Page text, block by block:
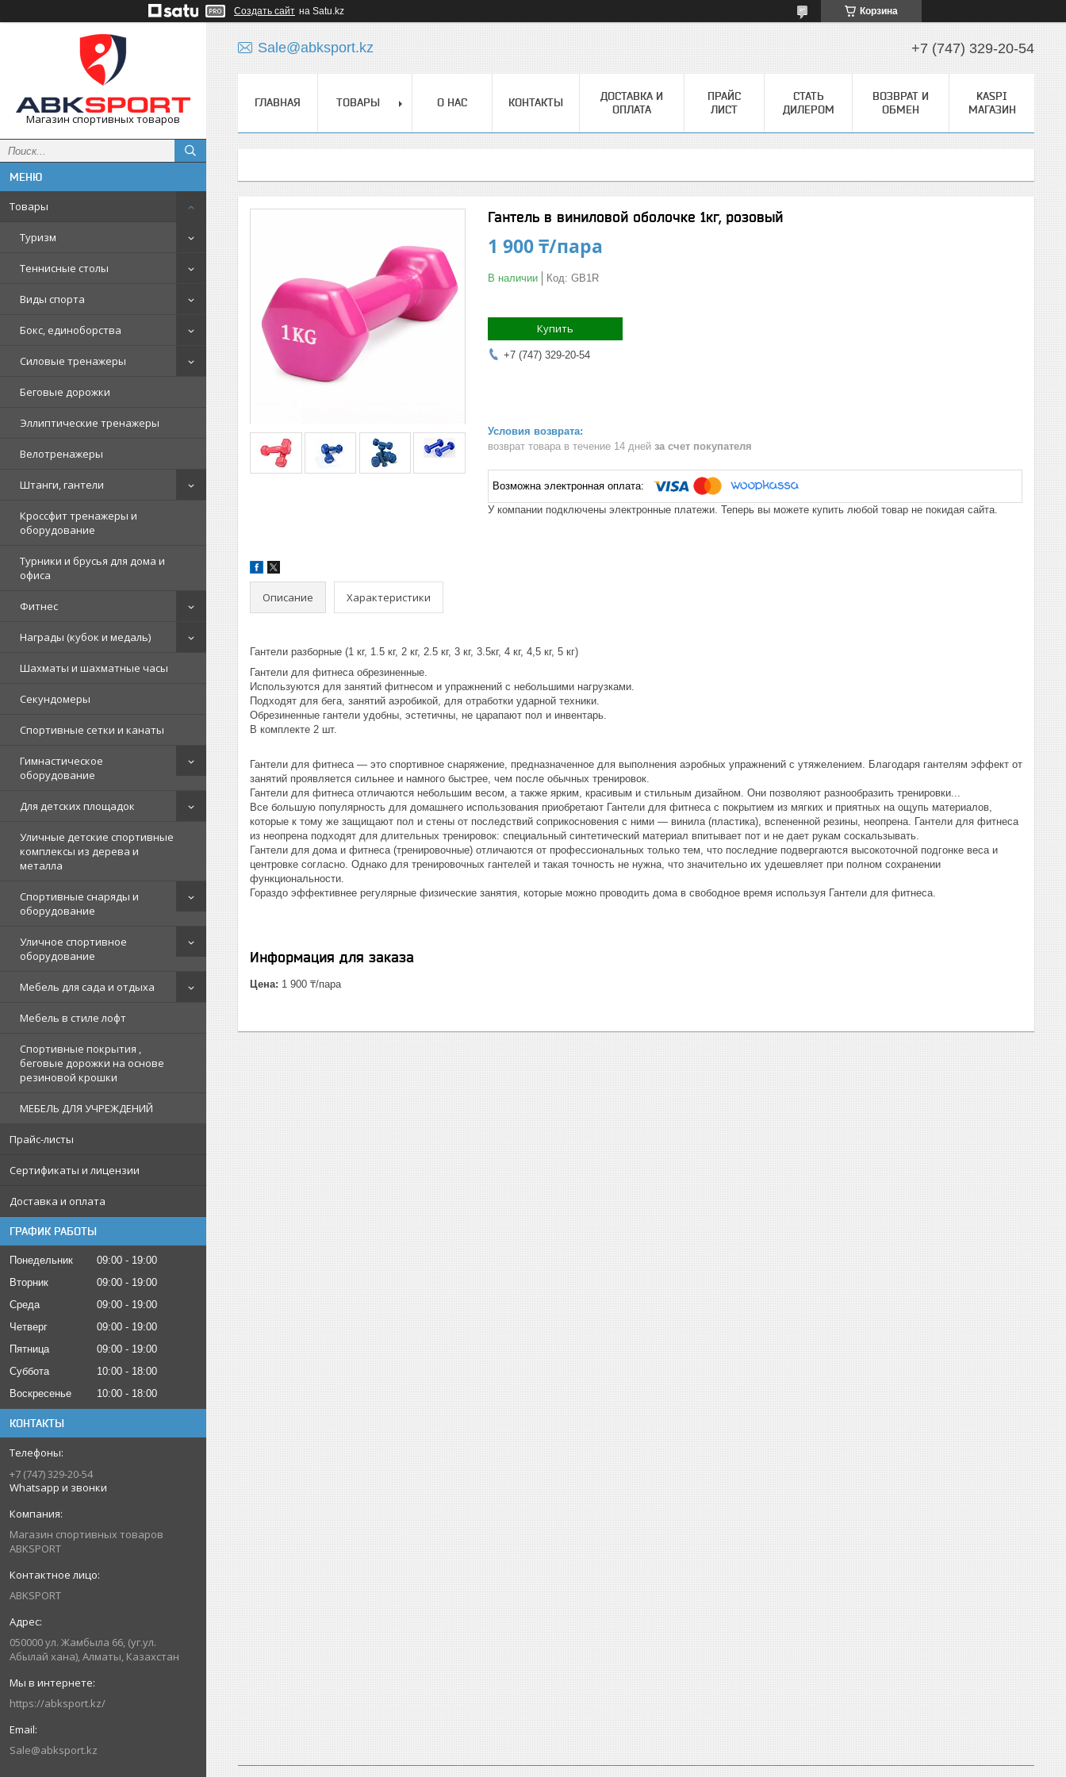
Создать сайт на Satu.kz Корзина
Магазин спортивных товаров
Товары
Туризм
Теннисные столы
Виды спорта
Бокс, единоборства
Силовые тренажеры
Беговые дорожки
Эллиптические тренажеры
Велотренажеры
Штанги, гантели
Кроссфит тренажеры и
оборудование
Турники и брусья для дома и
офиса
Фитнес
Награды (кубок и медаль)
Шахматы и шахматные часы
Секундомеры
Спортивные сетки и канаты
Гимнастическое
оборудование
Для детских площадок
Уличные детские спортивные
комплексы из дерева и
металла
Спортивные снаряды и
оборудование
Уличное спортивное
оборудование
Мебель для сада и отдыха
Мебель в стиле лофт
Спортивные покрытия ,
беговые дорожки на основе
резиновой крошки
МЕБЕЛЬ ДЛЯ УЧРЕЖДЕНИЙ
Прайс-листы
Сертификаты и лицензии
Доставка и оплата
ГРАФИК РАБОТЫ
Понедельник 09:00
19:00
Вторник
09:00
19:00
Среда
09:00
19:00
Четверг
09:00
19:00
Пятница
09:00
19:00
Суббота
10:00
18:00
Воскресенье
10:00 18:00
КОНТАКТЫ
+7 (747) 329-20-54
Whatsapp и звонки
Магазин спортивных товаров
ABKSPORT
ABKSPORT
050000 ул. Жамбыла 66, (уг.ул.
Абылай хана), Алматы, Казахстан
https://abksport.kz/
Sale@abksport.kz
Sale@abksport.kz +7 (747) 329-20-54
ГЛАВНАЯ ТОВАРЫ О НАС КОНТАКТЫ
ДОСТАВКА И
ОПЛАТА
ПРАЙС
ЛИСТ
СТАТЬ
ДИЛЕРОМ
ВОЗВРАТ И
ОБМЕН
KASPI
МАГАЗИН
Гантель в виниловой оболочке 1кг, розовый
1 900 ₸/пара
В наличии Код: GB1R
Купить
+7 (747) 329-20-54
возврат товара в течение 14 дней за счет покупателя
У компании подключены электронные платежи. Теперь вы можете купить любой товар не покидая сайта.
Описание Характеристики
Гантели разборные (1 кг, 1.5 кг, 2 кг, 2.5 кг, 3 кг, 3.5кг, 4 кг, 4,5 кг, 5 кг)
Гантели для фитнеса обрезиненные.
Используются для занятий фитнесом и упражнений с небольшими нагрузками.
Подходят для бега, занятий аэробикой, для отработки ударной техники.
Обрезиненные гантели удобны, эстетичны, не царапают пол и инвентарь.
В комплекте 2 шт.
Гантели для фитнеса ― это спортивное снаряжение, предназначенное для выполнения аэробных упражнений с утяжелением. Благодаря гантелям эффект от
занятий проявляется сильнее и намного быстрее, чем после обычных тренировок.
Гантели для фитнеса отличаются небольшим весом, а также ярким, красивым и стильным дизайном. Они позволяют разнообразить тренировки...
Все большую популярность для домашнего использования приобретают Гантели для фитнеса с покрытием из мягких и приятных на ощупь материалов,
которые к тому же защищают пол и стены от последствий соприкосновения с ними — винила (пластика), вспененной резины, неопрена. Гантели для фитнеса
из неопрена подходят для длительных тренировок: специальный синтетический материал впитывает пот и не дает рукам соскальзывать.
Гантели для дома и фитнеса (тренировочные) отличаются от профессиональных только тем, что последние подвергаются высокоточной подгонке веса и
центровке согласно. Однако для тренировочных гантелей и такая точность не нужна, что значительно их удешевляет при полном сохранении
функциональности.
Гораздо эффективнее регулярные физические занятия, которые можно проводить дома в свободное время используя Гантели для фитнеса.
Информация для заказа
Цена: 1 900 ₸/пара